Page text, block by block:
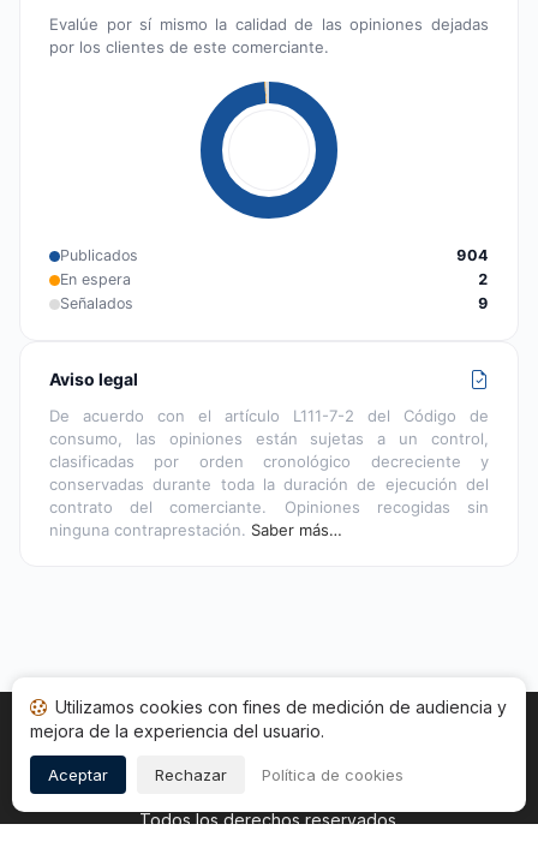
Evalúe por sí mismo la calidad de las opiniones dejadas
por los clientes de este comerciante.
Publicados
904
En espera
2
Señalados
9
Aviso legal
De acuerdo con el artículo L111-7-2 del Código de
consumo, las opiniones están sujetas a un control,
clasificadas por orden cronológico decreciente y
conservadas durante toda la duración de ejecución del
contrato del comerciante. Opiniones recogidas sin
ninguna contraprestación. Saber más…
Inicio Estado opiniones Categorías
Copyright © 2026
Todos los derechos reservados.
Utilizamos cookies con fines de medición de audiencia y
mejora de la experiencia del usuario.
Aceptar Rechazar Política de cookies